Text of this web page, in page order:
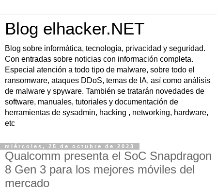
Blog elhacker.NET
Blog sobre informática, tecnología, privacidad y seguridad.
Con entradas sobre noticias con información completa.
Especial atención a todo tipo de malware, sobre todo el
ransomware, ataques DDoS, temas de IA, así como análisis
de malware y spyware. También se tratarán novedades de
software, manuales, tutoriales y documentación de
herramientas de sysadmin, hacking , networking, hardware,
etc
miércoles, 25 de octubre de 2023
Qualcomm presenta el SoC Snapdragon
8 Gen 3 para los mejores móviles del
mercado